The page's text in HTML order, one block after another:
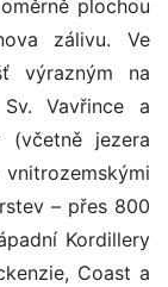
plochou
zálivu. Ve
výrazným na
Vavřince a
(včetně jezera
– přes 800
Kordillery
Coast a